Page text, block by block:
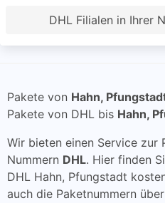
DHL Filialen in Ihrer
Pakete von Hahn,
Pakete von DHL bis Hahn,
Wir bieten einen Service zur
Nummern DHL. Hier finden
DHL Hahn, Pfungstadt
auch die Paketnummern